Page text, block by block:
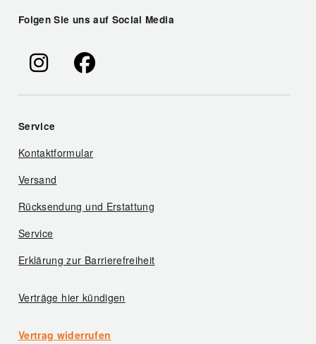
Folgen Sie uns auf Social Media
Service
Kontaktformular
Versand
Rücksendung und Erstattung
Service
Erklärung zur Barrierefreiheit
Verträge hier kündigen
Vertrag widerrufen